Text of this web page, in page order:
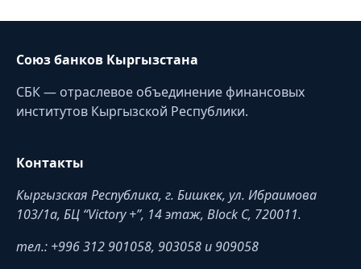
Союз банков Кыргызстана
СБК — отраслевое объединение финансовых
институтов Кыргызской Республики.
Контакты
Кыргызская Республика, г. Бишкек, ул. Ибраимова
103/1a, БЦ “Victory +”, 14 этаж, Block C, 720011.
тел.: +996 312 901058, 903058 и 909058